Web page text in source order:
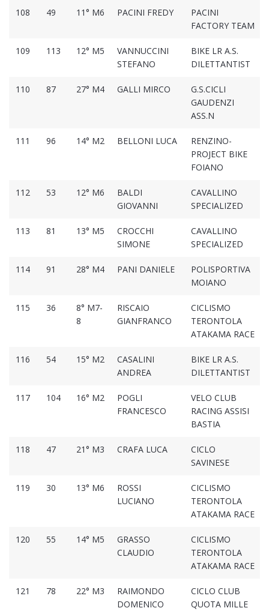
108 49 11° M6 PACINI FREDY
PACINI
FACTORY TEAM
109 113 12° M5
VANNUCCINI
STEFANO
BIKE LR A.S.
DILETTANTIST
110 87 27° M4 GALLI MIRCO
G.S.CICLI
GAUDENZI
ASS.N
111 96 14° M2 BELLONI LUCA
RENZINO-
PROJECT BIKE
FOIANO
112 53 12° M6
BALDI
GIOVANNI
CAVALLINO
SPECIALIZED
113 81 13° M5
CROCCHI
SIMONE
CAVALLINO
SPECIALIZED
114 91 28° M4 PANI DANIELE
POLISPORTIVA
MOIANO
115 36
8° M7-
8
RISCAIO
GIANFRANCO
CICLISMO
TERONTOLA
ATAKAMA RACE
116 54 15° M2
CASALINI
ANDREA
BIKE LR A.S.
DILETTANTIST
117 104 16° M2
POGLI
FRANCESCO
VELO CLUB
RACING ASSISI
BASTIA
118 47 21° M3 CRAFA LUCA
CICLO
SAVINESE
119 30 13° M6
ROSSI
LUCIANO
CICLISMO
TERONTOLA
ATAKAMA RACE
120 55 14° M5
GRASSO
CLAUDIO
CICLISMO
TERONTOLA
ATAKAMA RACE
121 78 22° M3
RAIMONDO
DOMENICO
CICLO CLUB
QUOTA MILLE